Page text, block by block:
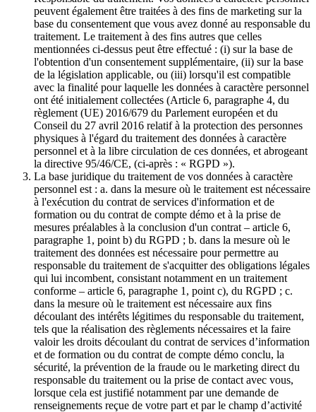
peuvent également être traitées à des fins de marketing sur la
base du consentement que vous avez donné au responsable du
traitement. Le traitement à des fins autres que celles
mentionnées ci-dessus peut être effectué : (i) sur la base de
l'obtention d'un consentement supplémentaire, (ii) sur la base
de la législation applicable, ou (iii) lorsqu'il est compatible
avec la finalité pour laquelle les données à caractère personnel
ont été initialement collectées (Article 6, paragraphe 4, du
règlement (UE) 2016/679 du Parlement européen et du
Conseil du 27 avril 2016 relatif à la protection des personnes
physiques à l'égard du traitement des données à caractère
personnel et à la libre circulation de ces données, et abrogeant
la directive 95/46/CE, (ci-après : « RGPD »).
La base juridique du traitement de vos données à caractère
personnel est : a. dans la mesure où le traitement est nécessaire
à l'exécution du contrat de services d'information et de
formation ou du contrat de compte démo et à la prise de
mesures préalables à la conclusion d'un contrat – article 6,
paragraphe 1, point b) du RGPD ; b. dans la mesure où le
traitement des données est nécessaire pour permettre au
responsable du traitement de s'acquitter des obligations légales
qui lui incombent, consistant notamment en un traitement
conforme – article 6, paragraphe 1, point c), du RGPD ; c.
dans la mesure où le traitement est nécessaire aux fins
découlant des intérêts légitimes du responsable du traitement,
tels que la réalisation des règlements nécessaires et la faire
valoir les droits découlant du contrat de services d’information
et de formation ou du contrat de compte démo conclu, la
sécurité, la prévention de la fraude ou le marketing direct du
responsable du traitement ou la prise de contact avec vous,
lorsque cela est justifié notamment par une demande de
renseignements reçue de votre part et par le champ d’activité